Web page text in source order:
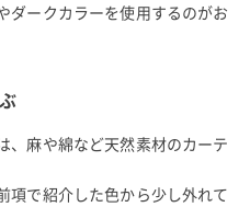
ダークカラーを使用するのがお
、麻や綿など天然素材のカーテ
項で紹介した色から少し外れて